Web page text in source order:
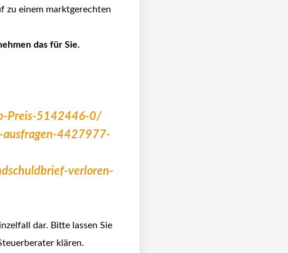
zu einem marktgerechten
das für Sie.
Preis-5142446-0/
4427977-
verloren-
dar. Bitte lassen Sie
klären.